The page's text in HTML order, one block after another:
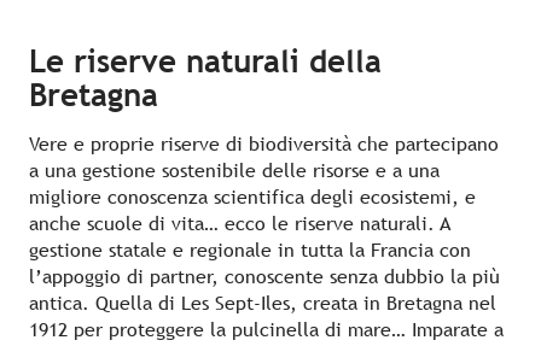
Le riserve naturali della
Bretagna
Vere e proprie riserve di biodiversità che partecipano
a una gestione sostenibile delle risorse e a una
migliore conoscenza scientifica degli ecosistemi, e
anche scuole di vita… ecco le riserve naturali. A
gestione statale e regionale in tutta la Francia con
l’appoggio di partner, conoscente senza dubbio la più
antica. Quella di Les Sept-Iles, creata in Bretagna nel
1912 per proteggere la pulcinella di mare… Imparate a
Finistère